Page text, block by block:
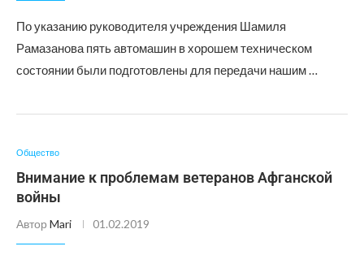
По указанию руководителя учреждения Шамиля
Рамазанова пять автомашин в хорошем техническом
состоянии были подготовлены для передачи нашим …
Общество
Внимание к проблемам ветеранов Афганской
войны
Автор Mari 01.02.2019